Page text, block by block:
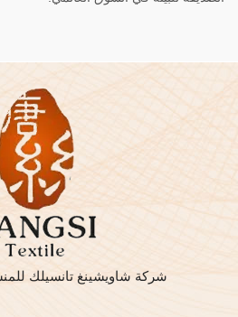
شركة شاويشينغ تانسيلك